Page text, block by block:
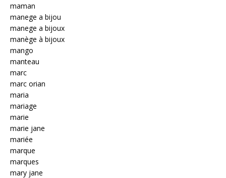
maman
manege a bijou
manege a bijoux
manège à bijoux
mango
manteau
marc
marc orian
maria
mariage
marie
marie jane
mariée
marque
marques
mary jane